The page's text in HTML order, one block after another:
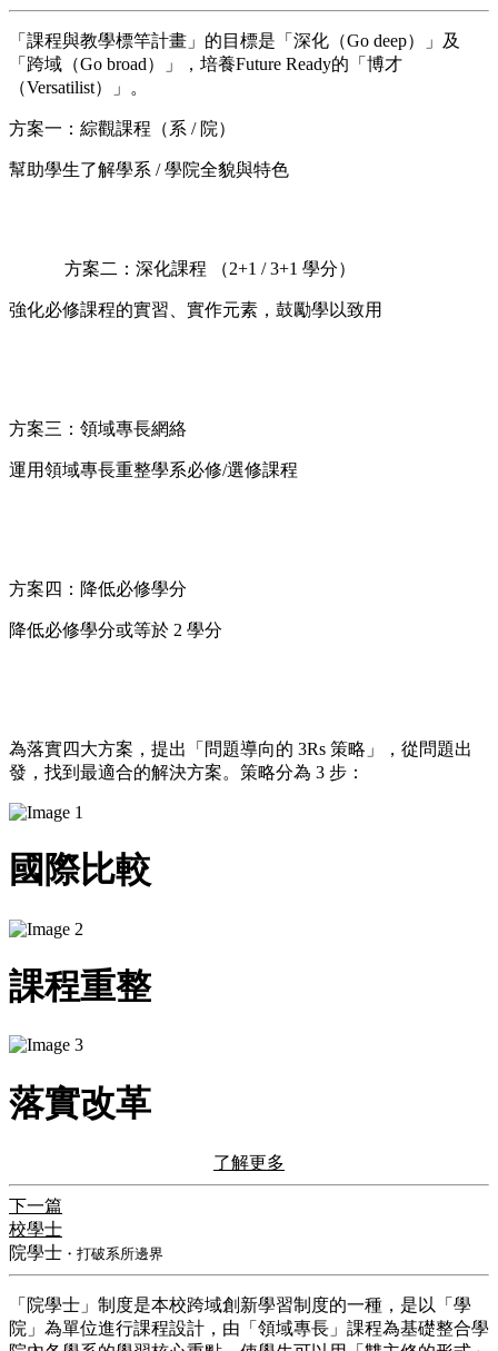
「課程與教學標竿計畫」的目標是「深化（Go deep）」及
「跨域（Go broad）」，培養Future Ready的「博才
（Versatilist）」。
方案一：綜觀課程（系 / 院）
幫助學生了解學系 / 學院全貌與特色
方案二：深化課程 （2+1 / 3+1 學分）
強化必修課程的實習、實作元素，鼓勵學以致用
方案三：領域專長網絡
運用領域專長重整學系必修/選修課程
方案四：降低必修學分
降低必修學分或等於 2 學分
為落實四大方案，提出「問題導向的 3Rs 策略」，​從問題出
發，找到最適合的解決方案。策略分為 3 步： ​
國際比較
課程重整
落實改革
了解更多
下一篇
校學士
院學士 ・打破系所邊界
​「院學士」制度是本校跨域創新學習制度的一種，是以「學
院」為單位進行課程設計，由「領域專長」課程為基礎整合學